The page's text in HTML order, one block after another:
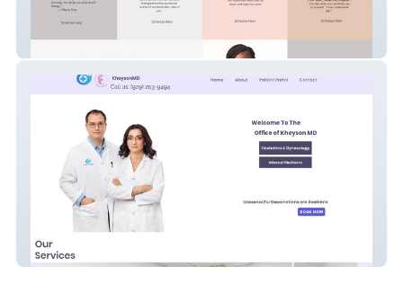
Terri Watkins
kheysonmd